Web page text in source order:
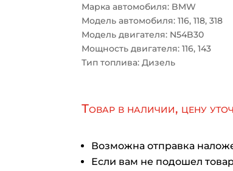
Марка автомобиля: BMW
Модель автомобиля: 116, 118, 318
Модель двигателя: N54B30
Мощность двигателя: 116, 143
Тип топлива: Дизель
Товар в наличии, цену
Возможна отправка
Если вам не подошел